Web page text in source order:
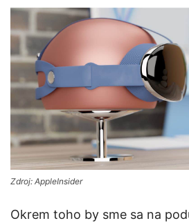
Zdroj: AppleInsider
Okrem toho by sme sa na